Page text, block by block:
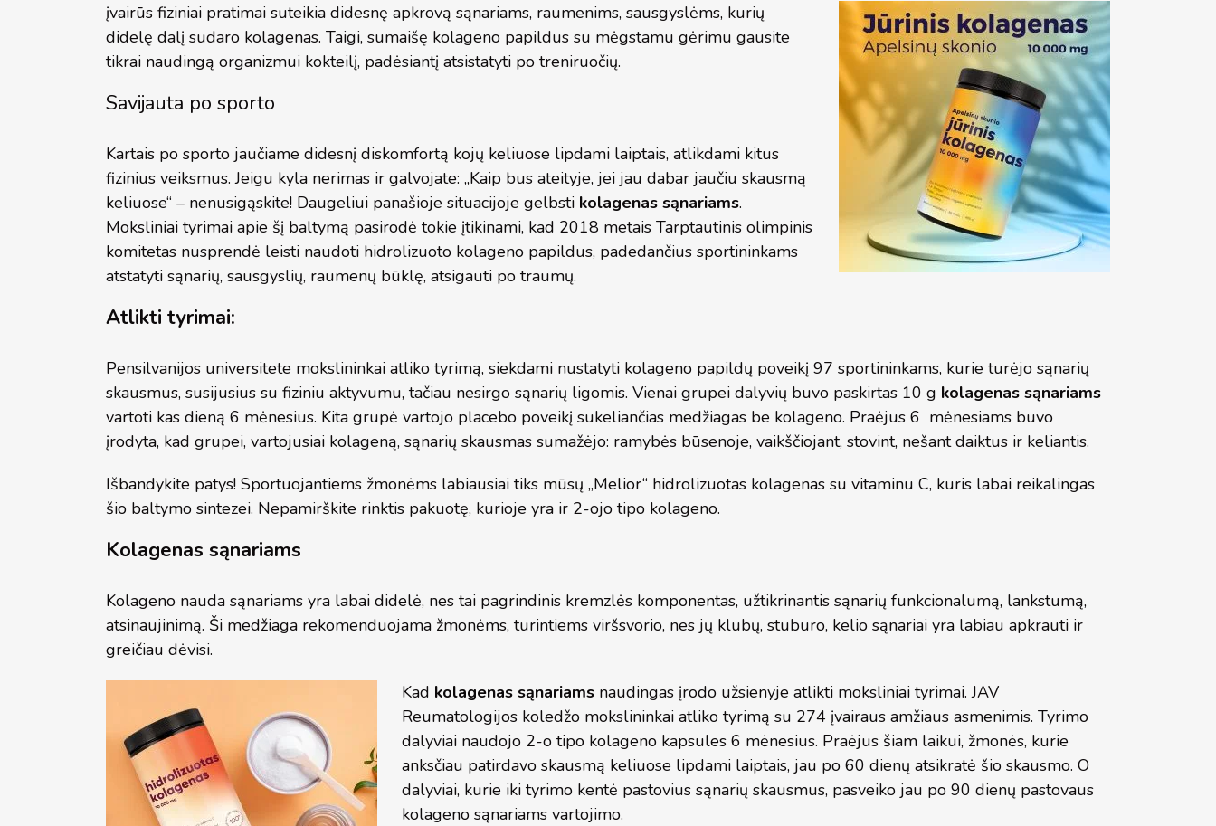
įvairūs fiziniai pratimai suteikia didesnę apkrovą sąnariams, raumenims, sausgyslėms, kurių
didelę dalį sudaro kolagenas. Taigi, sumaišę kolageno papildus su mėgstamu gėrimu gausite
tikrai naudingą organizmui kokteilį, padėsiantį atsistatyti po treniruočių.
Savijauta po sporto
Kartais po sporto jaučiame didesnį diskomfortą kojų keliuose lipdami laiptais, atlikdami kitus
fizinius veiksmus. Jeigu kyla nerimas ir galvojate: „Kaip bus ateityje, jei jau dabar jaučiu skausmą
keliuose“ – nenusigąskite! Daugeliui panašioje situacijoje gelbsti kolagenas sąnariams.
Moksliniai tyrimai apie šį baltymą pasirodė tokie įtikinami, kad 2018 metais Tarptautinis olimpinis
komitetas nusprendė leisti naudoti hidrolizuoto kolageno papildus, padedančius sportininkams
atstatyti sąnarių, sausgyslių, raumenų būklę, atsigauti po traumų.
Atlikti tyrimai:
Pensilvanijos universitete mokslininkai atliko tyrimą, siekdami nustatyti kolageno papildų poveikį 97 sportininkams, kurie turėjo sąnarių
skausmus, susijusius su fiziniu aktyvumu, tačiau nesirgo sąnarių ligomis. Vienai grupei dalyvių buvo paskirtas 10 g kolagenas sąnariams
vartoti kas dieną 6 mėnesius. Kita grupė vartojo placebo poveikį sukeliančias medžiagas be kolageno. Praėjus 6 mėnesiams buvo
įrodyta, kad grupei, vartojusiai kolageną, sąnarių skausmas sumažėjo: ramybės būsenoje, vaikščiojant, stovint, nešant daiktus ir keliantis.
Išbandykite patys! Sportuojantiems žmonėms labiausiai tiks mūsų „Melior“ hidrolizuotas kolagenas su vitaminu C, kuris labai reikalingas
šio baltymo sintezei. Nepamirškite rinktis pakuotę, kurioje yra ir 2-ojo tipo kolageno.
Kolagenas sąnariams
Kolageno nauda sąnariams yra labai didelė, nes tai pagrindinis kremzlės komponentas, užtikrinantis sąnarių funkcionalumą, lankstumą,
atsinaujinimą. Ši medžiaga rekomenduojama žmonėms, turintiems viršsvorio, nes jų klubų, stuburo, kelio sąnariai yra labiau apkrauti ir
greičiau dėvisi.
Kad kolagenas sąnariams naudingas įrodo užsienyje atlikti moksliniai tyrimai. JAV
Reumatologijos koledžo mokslininkai atliko tyrimą su 274 įvairaus amžiaus asmenimis. Tyrimo
dalyviai naudojo 2-o tipo kolageno kapsules 6 mėnesius. Praėjus šiam laikui, žmonės, kurie
anksčiau patirdavo skausmą keliuose lipdami laiptais, jau po 60 dienų atsikratė šio skausmo. O
dalyviai, kurie iki tyrimo kentė pastovius sąnarių skausmus, pasveiko jau po 90 dienų pastovaus
kolageno sąnariams vartojimo.